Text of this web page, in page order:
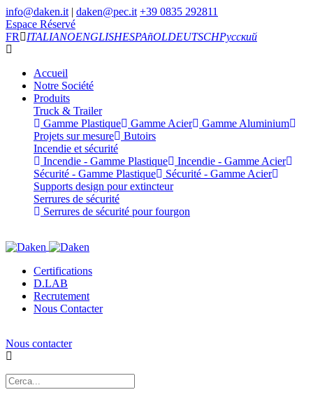
info@daken.it | daken@pec.it +39 0835 292811
Espace Réservé
FR
ITALIANOENGLISHESPAñOLDEUTSCHРусский
Accueil
Notre Société
Produits
Truck & Trailer
Gamme Plastique
Gamme Acier
Gamme Aluminium
Projets sur mesure
Butoirs
Incendie et sécurité
Incendie - Gamme Plastique
Incendie - Gamme Acier
Sécurité - Gamme Plastique
Sécurité - Gamme Acier
Supports design pour extincteur
Serrures de sécurité
Serrures de sécurité pour fourgon
Certifications
D.LAB
Recrutement
Nous Contacter
Nous contacter